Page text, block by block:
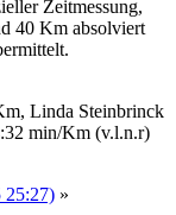
Zeitmessung,
40 Km absolviert
Linda Steinbrinck
min/Km (v.l.n.r)
25:27) »